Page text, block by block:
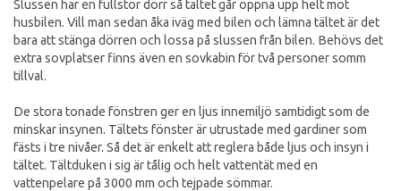
Slussen har en fullstor dörr så tältet går öppna upp helt mot
husbilen. Vill man sedan åka iväg med bilen och lämna tältet är det
bara att stänga dörren och lossa på slussen från bilen. Behövs det
extra sovplatser finns även en sovkabin för två personer somm
tillval.
De stora tonade fönstren ger en ljus innemiljö samtidigt som de
minskar insynen. Tältets fönster är utrustade med gardiner som
fästs i tre nivåer. Så det är enkelt att reglera både ljus och insyn i
tältet. Tältduken i sig är tålig och helt vattentät med en
vattenpelare på 3000 mm och tejpade sömmar.